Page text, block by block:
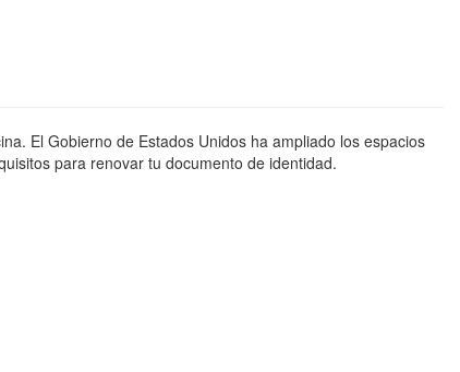
El Gobierno de Estados Unidos ha ampliado los espacios
para renovar tu documento de identidad.